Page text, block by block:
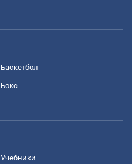
Баскетбол
Бокс
Учебники